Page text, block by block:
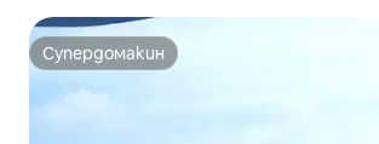
Супердомакин
Супердомакин